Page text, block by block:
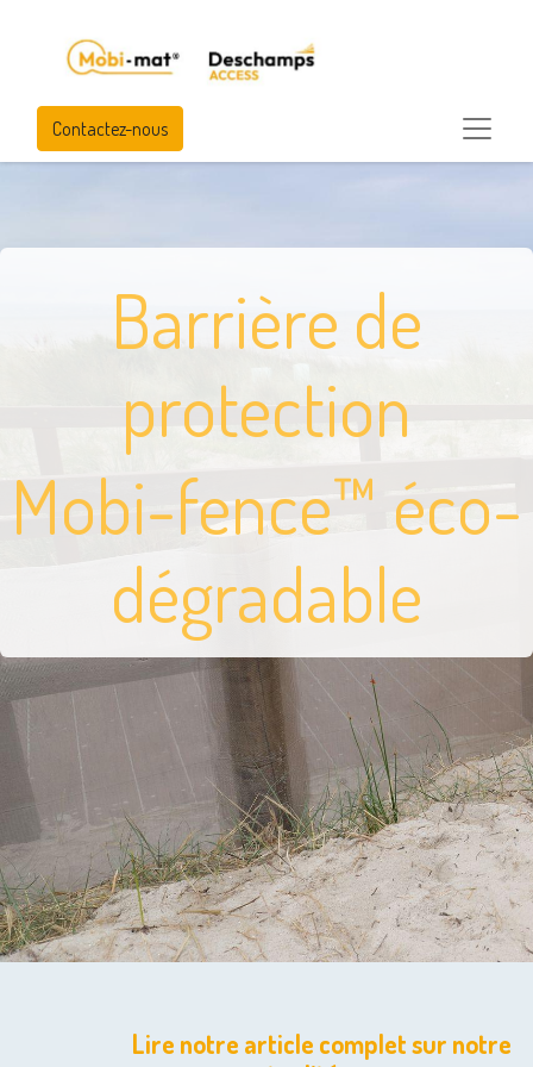
Contactez-nous
Barrière de
protection
Mobi-fence™ éco-
dégradable
Lire notre article complet sur notre